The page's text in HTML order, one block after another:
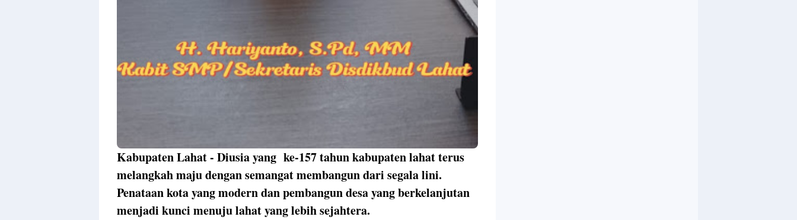
Kabupaten Lahat - Diusia yang ke-157 tahun kabupaten lahat terus
melangkah maju dengan semangat membangun dari segala lini.
Penataan kota yang modern dan pembangun desa yang berkelanjutan
menjadi kunci menuju lahat yang lebih sejahtera.